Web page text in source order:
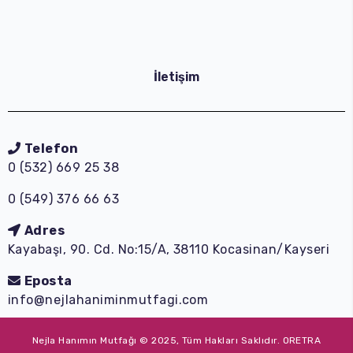
İletişim
Telefon
0 (532) 669 25 38
0 (549) 376 66 63
Adres
Kayabaşı, 90. Cd. No:15/A, 38110 Kocasinan/Kayseri
Eposta
info@nejlahaniminmutfagi.com
Nejla Hanımın Mutfağı © 2025, Tüm Hakları Saklıdır. ORETRA